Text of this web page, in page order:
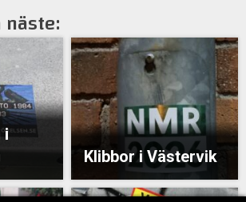
näste:
i
Klibbor i Västervik